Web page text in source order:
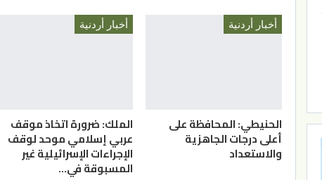
أخبار أردنية
الحنيطي: المحافظة على
أعلى درجات الجاهزية
والاستعداد
أخبار أردنية
الملك: ضرورة اتخاذ موقف
عربي إسلامي موحد لوقف
الإجراءات الإسرائيلية غير
المسبوقة في…